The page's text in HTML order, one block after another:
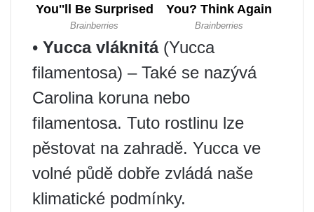
• Yucca vláknitá(Yucca
filamentosa) – Také se nazývá
Carolina koruna nebo
filamentosa. Tuto rostlinu lze
pěstovat na zahradě. Yucca ve
volné půdě dobře zvládá naše
klimatické podmínky.